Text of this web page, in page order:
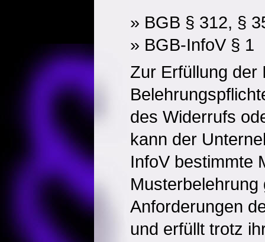
» BGB § 312, §
» BGB-InfoV § 1
Zur Erfüllung der
des Widerrufs
kann der
InfoV bestimmte
Musterbelehrung
Anforderungen
und erfüllt trotz